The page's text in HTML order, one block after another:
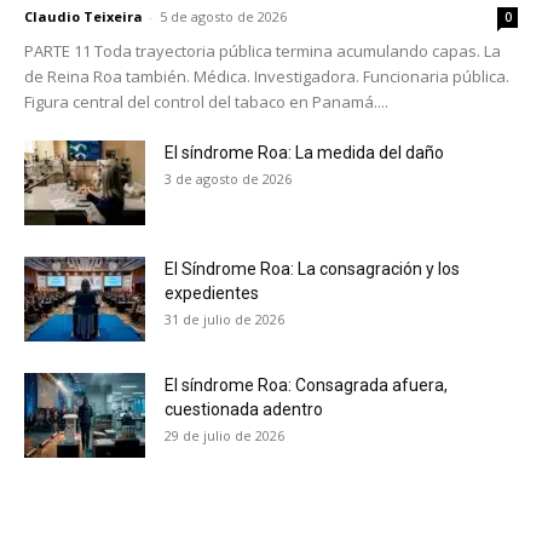
No te pierdas de las
Claudio Teixeira - 5 de agosto de 2026 0
PARTE 11 Toda trayectoria pública termina acumulando capas. La
de Reina Roa también. Médica. Investigadora. Funcionaria pública.
Figura central del control del tabaco en Panamá....
El síndrome Roa: La medida del daño
3 de agosto de 2026
El Síndrome Roa: La consagración y los
expedientes
31 de julio de 2026
El síndrome Roa: Consagrada afuera,
cuestionada adentro
29 de julio de 2026